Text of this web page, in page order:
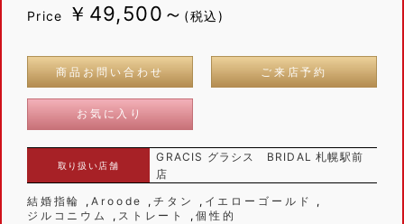
Price ￥49,500～ (税込)
商品お問い合わせ ご来店予約
お気に入り
取り扱い店舗
GRACIS グラシス BRIDAL 札幌駅前
店
結婚指輪
Aroode チタン
イエローゴールド
ジルコニウム
ストレート 個性的